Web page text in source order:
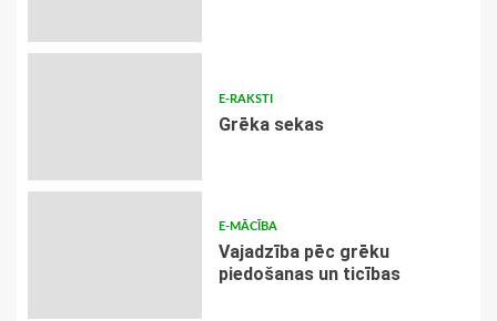
E-RAKSTI
Grēka sekas
E-MĀCĪBA
Vajadzība pēc grēku
piedošanas un ticības